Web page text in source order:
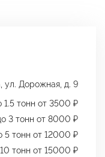
ул. Дорожная, д. 9
1.5 тонн от 3500 ₽
3 тонн от 8000 ₽
5 тонн от 12000 ₽
тонн от 15000 ₽